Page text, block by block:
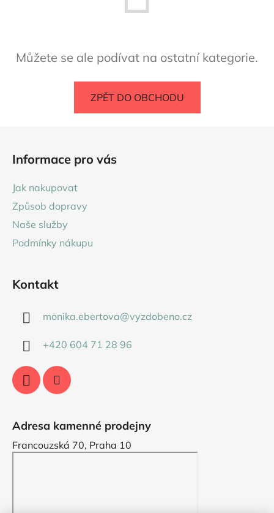
Můžete se ale podívat na ostatní kategorie.
ZPĚT DO OBCHODU
Informace pro vás
Jak nakupovat
Způsob dopravy
Naše služby
Podmínky nákupu
Kontakt
monika.ebertova@vyzdobeno.cz
+420 604 71 28 96
Adresa kamenné prodejny
Francouzská 70, Praha 10